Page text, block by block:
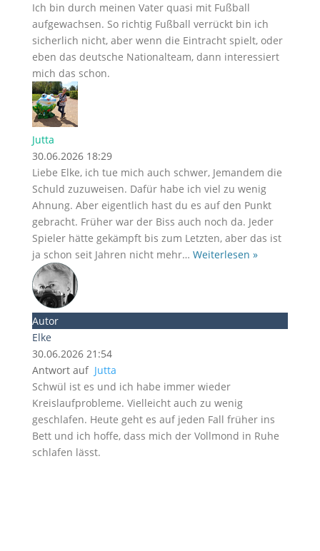
Ich bin durch meinen Vater quasi mit Fußball
aufgewachsen. So richtig Fußball verrückt bin ich
sicherlich nicht, aber wenn die Eintracht spielt, oder
eben das deutsche Nationalteam, dann interessiert
mich das schon.
Jutta
30.06.2026 18:29
Liebe Elke, ich tue mich auch schwer, Jemandem die
Schuld zuzuweisen. Dafür habe ich viel zu wenig
Ahnung. Aber eigentlich hast du es auf den Punkt
gebracht. Früher war der Biss auch noch da. Jeder
Spieler hätte gekämpft bis zum Letzten, aber das ist
ja schon seit Jahren nicht mehr… Weiterlesen »
Autor
Elke
30.06.2026 21:54
Antwort auf Jutta
Schwül ist es und ich habe immer wieder
Kreislaufprobleme. Vielleicht auch zu wenig
geschlafen. Heute geht es auf jeden Fall früher ins
Bett und ich hoffe, dass mich der Vollmond in Ruhe
schlafen lässt.